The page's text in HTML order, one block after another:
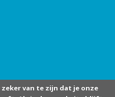
van te zijn dat je onze